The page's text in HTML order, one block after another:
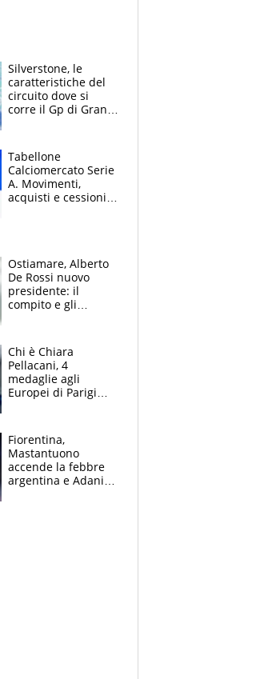
Silverstone, le
caratteristiche del
circuito dove si
corre il Gp di Gran
Tabellone
Calciomercato Serie
A. Movimenti,
acquisti e cessioni:
Ostiamare, Alberto
De Rossi nuovo
presidente: il
compito e gli
Chi è Chiara
Pellacani, 4
medaglie agli
Europei di Parigi
giornalista, mamma
insegnante e il
fratello calciatore
Fiorentina,
Mastantuono
accende la febbre
argentina e Adani